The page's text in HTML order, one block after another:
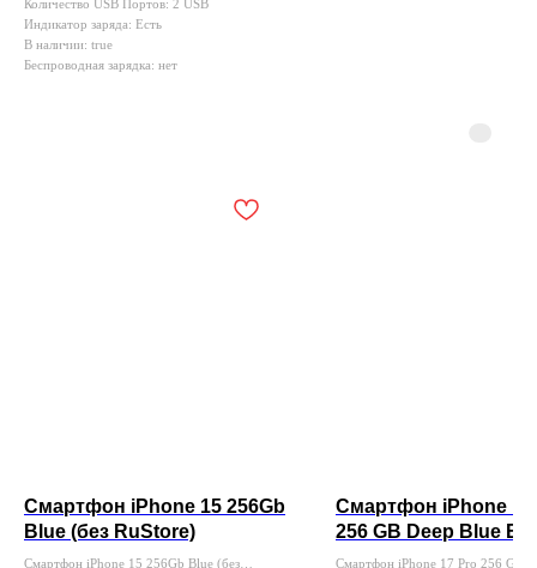
Количество USB Портов: 2 USB
Индикатор заряда: Есть
В наличии: true
Беспроводная зарядка: нет
Смартфон iPhone 15 256Gb
Blue (без RuStore)
Смартфон iPhone 15 256Gb Blue (без
Смартфон iPhone 17
256 GB Deep Blue
Rustore )
Смартфон iPhone 17 Pro 256 GB